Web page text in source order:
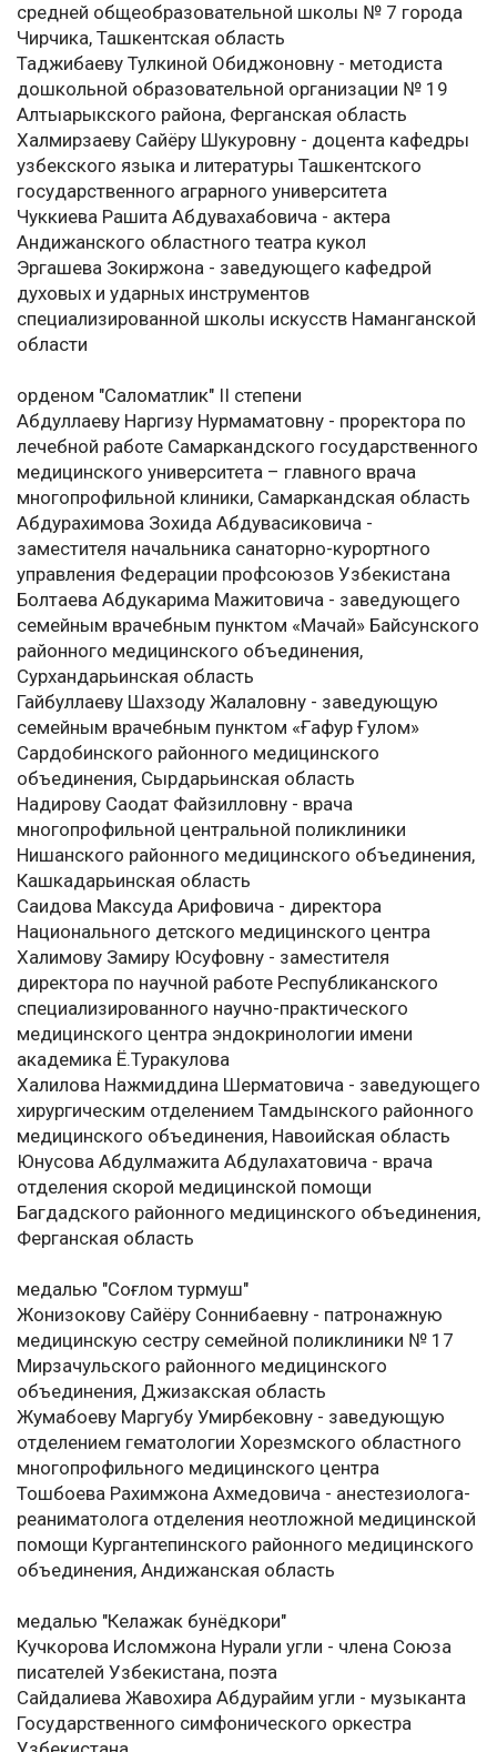
средней общеобразовательной школы № 7 города
Чирчика, Ташкентская область
Таджибаеву Тулкиной Обиджоновну - методиста
дошкольной образовательной организации № 19
Алтыарыкского района, Ферганская область
Халмирзаеву Сайёру Шукуровну - доцента кафедры
узбекского языка и литературы Ташкентского
государственного аграрного университета
Чуккиева Рашита Абдувахабовича - актера
Андижанского областного театра кукол
Эргашева Зокиржона - заведующего кафедрой
духовых и ударных инструментов
специализированной школы искусств Наманганской
области
орденом "Саломатлик" II степени
Абдуллаеву Наргизу Нурмаматовну - проректора по
лечебной работе Самаркандского государственного
медицинского университета – главного врача
многопрофильной клиники, Самаркандская область
Абдурахимова Зохида Абдувасиковича -
заместителя начальника санаторно-курортного
управления Федерации профсоюзов Узбекистана
Болтаева Абдукарима Мажитовича - заведующего
семейным врачебным пунктом «Мачай» Байсунского
районного медицинского объединения,
Сурхандарьинская область
Гайбуллаеву Шахзоду Жалаловну - заведующую
семейным врачебным пунктом «Ғафур Ғулом»
Сардобинского районного медицинского
объединения, Сырдарьинская область
Надирову Саодат Файзилловну - врача
многопрофильной центральной поликлиники
Нишанского районного медицинского объединения,
Кашкадарьинская область
Саидова Максуда Арифовича - директора
Национального детского медицинского центра
Халимову Замиру Юсуфовну - заместителя
директора по научной работе Республиканского
специализированного научно-практического
медицинского центра эндокринологии имени
академика Ё.Туракулова
Халилова Нажмиддина Шерматовича - заведующего
хирургическим отделением Тамдынского районного
медицинского объединения, Навоийская область
Юнусова Абдулмажита Абдулахатовича - врача
отделения скорой медицинской помощи
Багдадского районного медицинского объединения,
Ферганская область
медалью "Соғлом турмуш"
Жонизокову Сайёру Соннибаевну - патронажную
медицинскую сестру семейной поликлиники № 17
Мирзачульского районного медицинского
объединения, Джизакская область
Жумабоеву Маргубу Умирбековну - заведующую
отделением гематологии Хорезмского областного
многопрофильного медицинского центра
Тошбоева Рахимжона Ахмедовича - анестезиолога-
реаниматолога отделения неотложной медицинской
помощи Кургантепинского районного медицинского
объединения, Андижанская область
медалью "Келажак бунёдкори"
Кучкорова Исломжона Нурали угли - члена Союза
писателей Узбекистана, поэта
Сайдалиева Жавохира Абдурайим угли - музыканта
Государственного симфонического оркестра